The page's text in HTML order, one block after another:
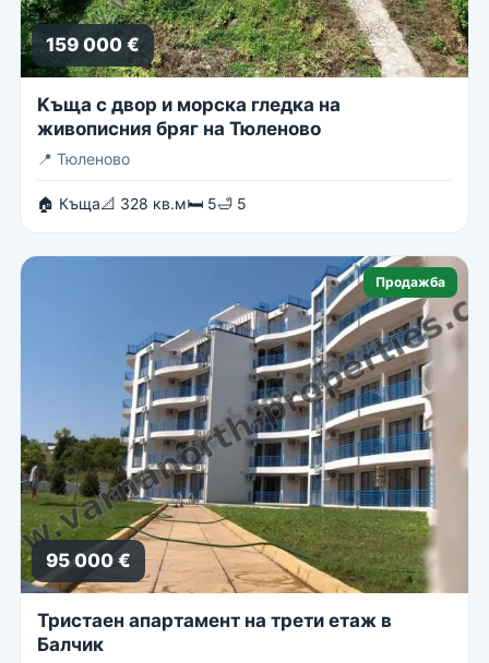
159 000 €
Kъща с двор и морска гледка на
живописния бряг на Тюленово
📍 Тюленово
🏠 Къща📐 328 кв.м🛏 5🛁 5
Продажба
95 000 €
Тристаен апартамент на трети етаж в
Балчик